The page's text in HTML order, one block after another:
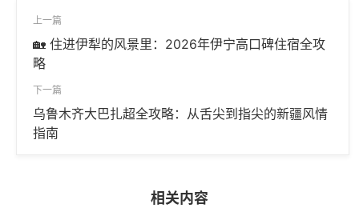
上一篇
🏡 住进伊犁的风景里：2026年伊宁高口碑住宿全攻
略
下一篇
乌鲁木齐大巴扎超全攻略：从舌尖到指尖的新疆风情
指南
相关内容